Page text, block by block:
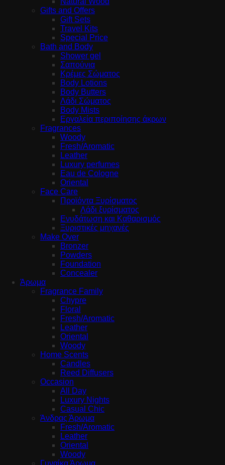
Gifts and Offers
Gift Sets
Travel Kits
Special Price
Bath and Body
Shower gel
Σαπούνια
Κρέμες Σώματος
Body Lotions
Body Butters
Λάδι Σώματος
Body Mists
Εργαλεία περιποίησης άκρων
Fragrances
Woody
Fresh/Aromatic
Leather
Luxury perfumes
Eau de Cologne
Oriental
Face Care
Προϊόντα Ξυρίσματος
Λάδι ξυρίσματος
Ενυδάτωση και Καθαρισμός
Ξυριστικές μηχανές
Make Over
Bronzer
Powders
Foundation
Concealer
Άρωμα
Fragrance Family
Chypre
Floral
Fresh/Aromatic
Leather
Oriental
Woody
Home Scents
Candles
Reed Diffusers
Occasion
All Day
Luxury Nights
Casual Chic
Άνδρας Άρωμα
Fresh/Aromatic
Leather
Oriental
Woody
Γυναίκα Άρωμα